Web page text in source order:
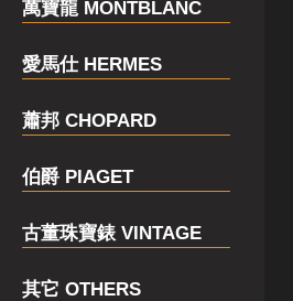
萬寶龍 MONTBLANC
愛馬仕 HERMES
蕭邦 CHOPARD
伯爵 PIAGET
古董珠寶錶 VINTAGE
其它 OTHERS